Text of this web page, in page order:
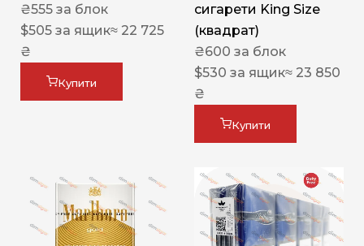
₴555 за блок
$505 за ящик≈ 22 725
₴
Купити
сигарети King Size
(квадрат)
₴600 за блок
$530 за ящик≈ 23 850
₴
Купити